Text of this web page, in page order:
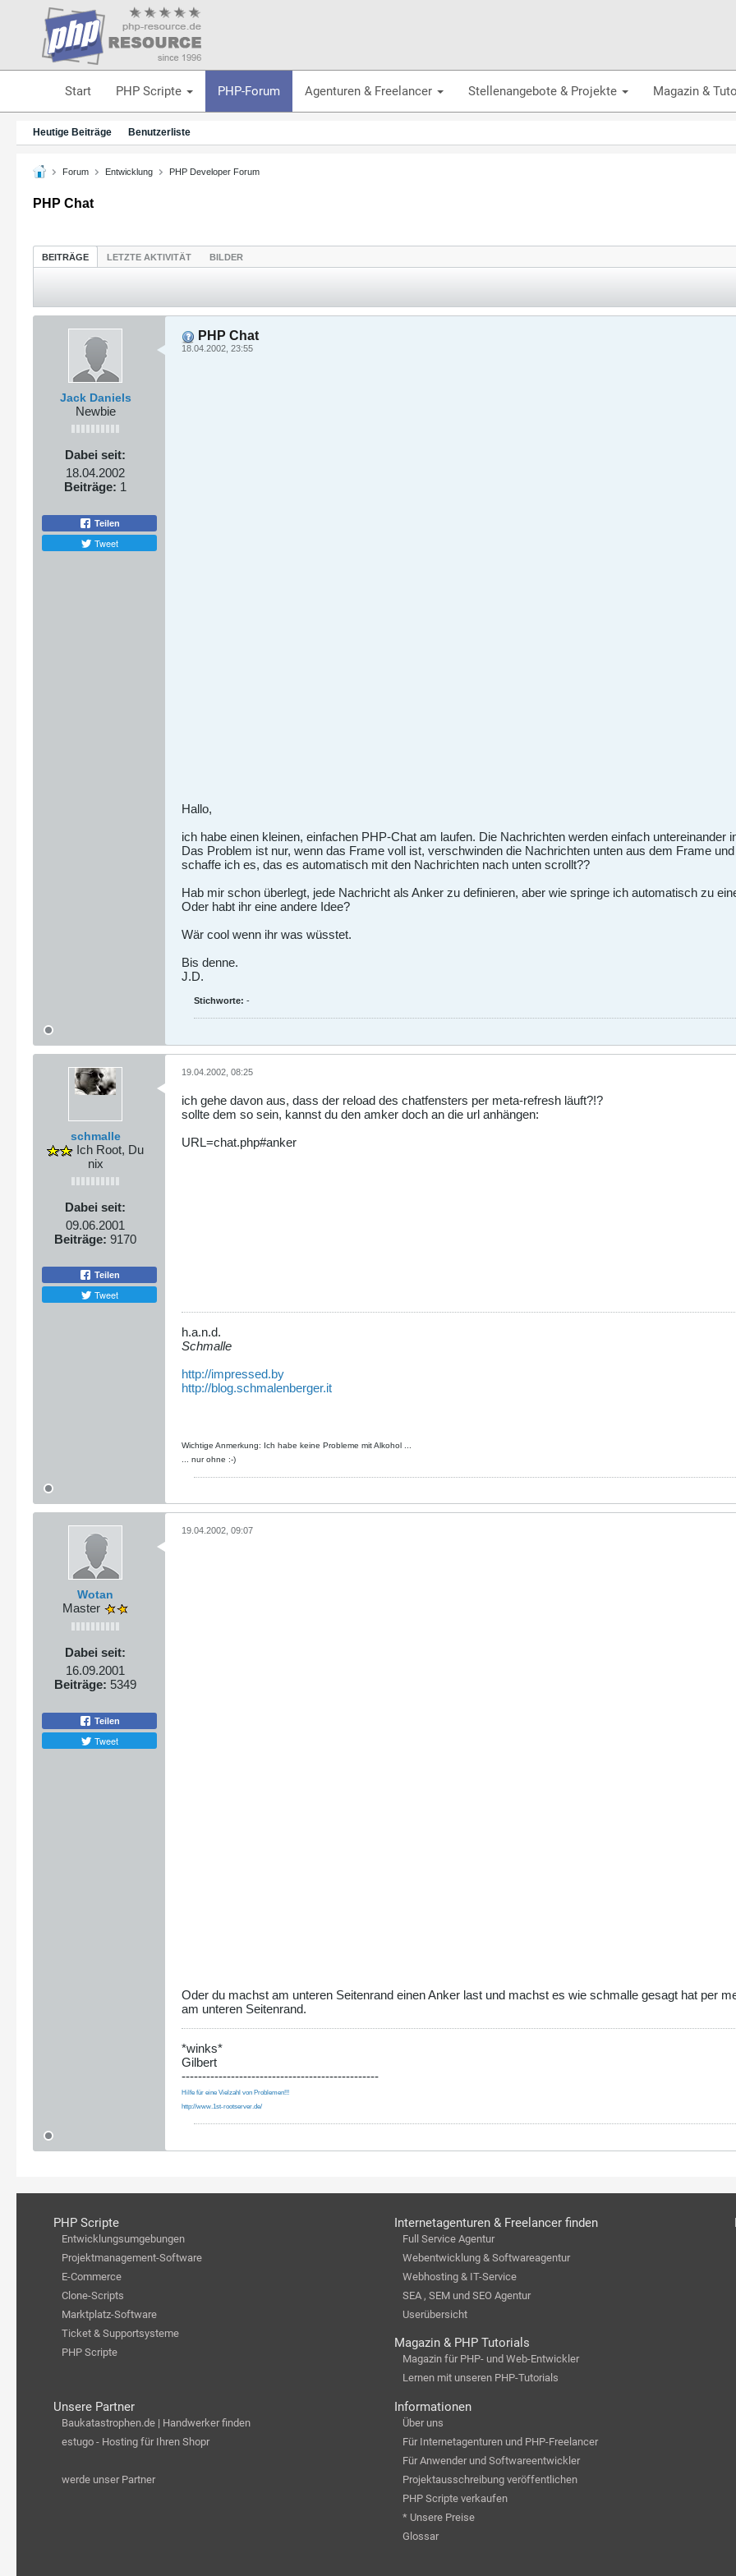
Start PHP Scripte PHP-Forum Agenturen & Freelancer Stellenangebote & Projekte Magazin &
Heutige Beiträge Benutzerliste
Forum Entwicklung PHP Developer Forum
PHP Chat
BEITRÄGE LETZTE AKTIVITÄT BILDER
Jack Daniels
Newbie
Dabei seit:
18.04.2002
Beiträge: 1
Teilen
Tweet
PHP Chat
18.04.2002, 23:55
Hallo,
ich habe einen kleinen, einfachen PHP-Chat am laufen. Die Nachrichten werden einfach untereinander
Das Problem ist nur, wenn das Frame voll ist, verschwinden die Nachrichten unten aus dem Frame
schaffe ich es, das es automatisch mit den Nachrichten nach unten scrollt??
Hab mir schon überlegt, jede Nachricht als Anker zu definieren, aber wie springe ich automatisch zu
Oder habt ihr eine andere Idee?
Wär cool wenn ihr was wüsstet.
Bis denne.
J.D.
Stichworte: -
schmalle
Ich Root, Du
nix
Dabei seit:
09.06.2001
Beiträge: 9170
Teilen
Tweet
19.04.2002, 08:25
ich gehe davon aus, dass der reload des chatfensters per meta-refresh läuft?!?
sollte dem so sein, kannst du den amker doch an die url anhängen:
URL=chat.php#anker
h.a.n.d.
Schmalle
http://impressed.by
http://blog.schmalenberger.it
Wichtige Anmerkung: Ich habe keine Probleme mit Alkohol ...
... nur ohne :-)
Wotan
Master
Dabei seit:
16.09.2001
Beiträge: 5349
Teilen
Tweet
19.04.2002, 09:07
Oder du machst am unteren Seitenrand einen Anker last und machst es wie schmalle gesagt hat per
am unteren Seitenrand.
*winks*
Gilbert
------------------------------------------------
Hilfe für eine Vielzahl von Problemen!!!
http://www.1st-rootserver.de/
PHP Scripte
Entwicklungsumgebungen
Projektmanagement-Software
E-Commerce
Clone-Scripts
Marktplatz-Software
Ticket & Supportsysteme
PHP Scripte
Internetagenturen & Freelancer finden
Full Service Agentur
Webentwicklung & Softwareagentur
Webhosting & IT-Service
SEA , SEM und SEO Agentur
Userübersicht
Magazin & PHP Tutorials
Magazin für PHP- und Web-Entwickler
Lernen mit unseren PHP-Tutorials
Unsere Partner
Baukatastrophen.de | Handwerker finden
estugo - Hosting für Ihren Shopr
werde unser Partner
Informationen
Über uns
Für Internetagenturen und PHP-Freelancer
Für Anwender und Softwareentwickler
Projektausschreibung veröffentlichen
PHP Scripte verkaufen
* Unsere Preise
Glossar